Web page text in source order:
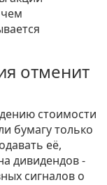
отменит
стоимости
бумагу только
её,
дивидендов -
сигналов о